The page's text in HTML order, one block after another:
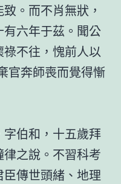
。而不肖無狀，
六年于茲。聞公
不往，愧前人以
官奔師喪而覺得慚
伯和，十五歲拜
之說。不習科考
傳世頭緒、地理